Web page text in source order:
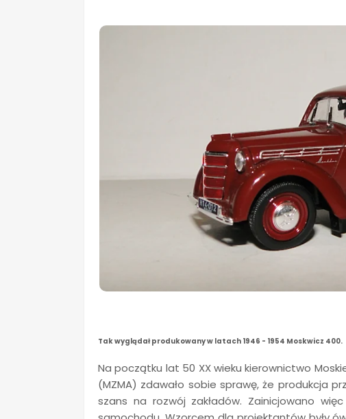
Tak wyglądał produkowany w latach 1946 - 1954 Moskwicz 400.
Na początku lat 50 XX wieku kierownictwo
(MZMA) zdawało sobie sprawę, że produkcja
szans na rozwój zakładów. Zainicjowano